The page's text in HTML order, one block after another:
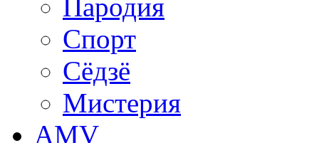
Пародия
Спорт
Сёдзё
Мистерия
AMV